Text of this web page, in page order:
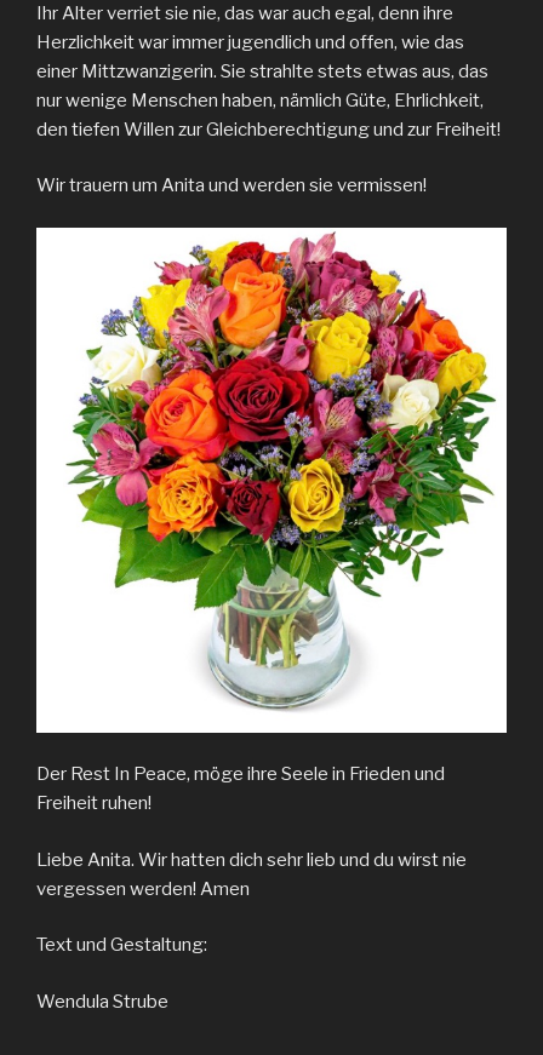
Ihr Alter verriet sie nie, das war auch egal, denn ihre
Herzlichkeit war immer jugendlich und offen, wie das
einer Mittzwanzigerin. Sie strahlte stets etwas aus, das
nur wenige Menschen haben, nämlich Güte, Ehrlichkeit,
den tiefen Willen zur Gleichberechtigung und zur Freiheit!
Wir trauern um Anita und werden sie vermissen!
Der Rest In Peace, möge ihre Seele in Frieden und
Freiheit ruhen!
Liebe Anita. Wir hatten dich sehr lieb und du wirst nie
vergessen werden! Amen
Text und Gestaltung:
Wendula Strube